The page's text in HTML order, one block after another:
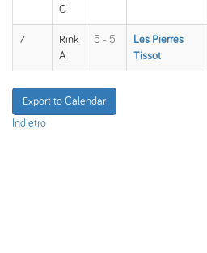
C
7
Rink
A
5 - 5
Les Pierres
Tissot
Export to Calendar
Indietro